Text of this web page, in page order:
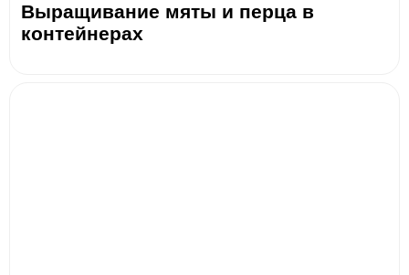
Выращивание мяты и перца в
контейнерах